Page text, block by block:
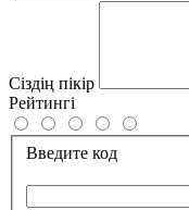
Сіздің пікір
Рейтингі
Введите код